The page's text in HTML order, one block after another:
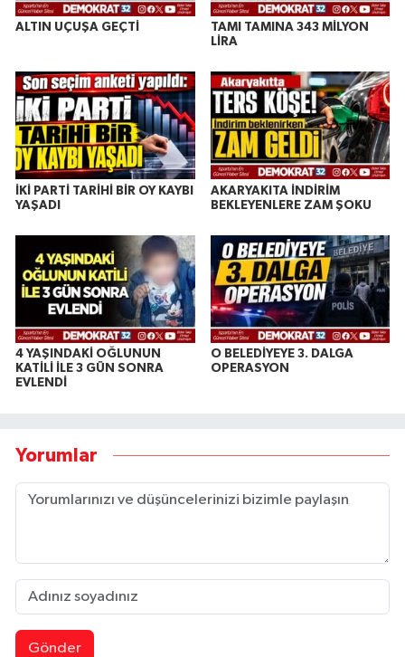
ALTIN UÇUŞA GEÇTİ
TAMI TAMINA 343 MİLYON
LİRA
İKİ PARTİ TARİHİ BİR OY KAYBI
YAŞADI
AKARYAKITA İNDİRİM
BEKLEYENLERE ZAM ŞOKU
4 YAŞINDAKİ OĞLUNUN
KATİLİ İLE 3 GÜN SONRA
EVLENDİ
O BELEDİYEYE 3. DALGA
OPERASYON
Yorumlar
Gönder